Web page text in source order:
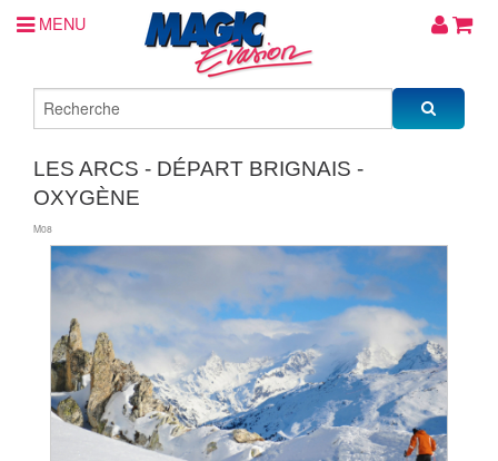
MENU
LES ARCS - DÉPART BRIGNAIS -
OXYGÈNE
M08